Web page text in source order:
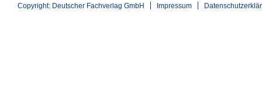
Copyright: Deutscher Fachverlag GmbH Impressum